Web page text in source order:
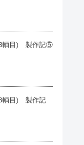
輌目) 製作記⑤
輌目) 製作記